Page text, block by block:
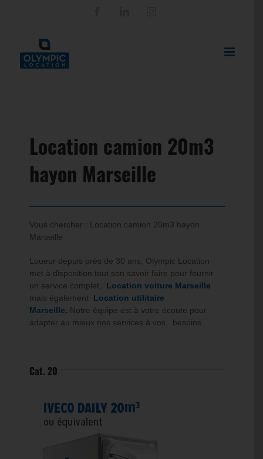
Location camion 20m3
hayon Marseille
Vous chercher :
Location camion 20m3 hayon
Marseille
Loueur depuis près de 30 ans, Olympic Location
met à disposition tout son savoir faire pour fournir
un service complet, Location voiture Marseille
mais également Location utilitaire
Marseille. Notre équipe est à votre écoute pour
adapter au mieux nos services à vos besoins.
Cat. 20